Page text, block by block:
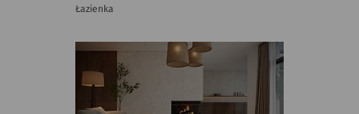
Łazienka